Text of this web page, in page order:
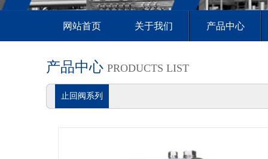
网站首页 关于我们 产品中心
产品中心 PRODUCTS LIST
止回阀系列